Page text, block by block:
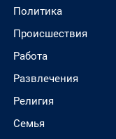
Политика
Происшествия
Работа
Развлечения
Религия
Семья